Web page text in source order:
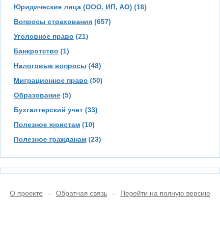
Юридические лица (ООО, ИП, АО) (16)
Вопросы страхования (657)
Уголовное право (21)
Банкротство (1)
Налоговые вопросы (48)
Миграционное право (50)
Образование (5)
Бухгалтерский учет (33)
Полезное юристам (10)
Полезное гражданам (23)
О проекте • Обратная связь • Перейти на полную версию